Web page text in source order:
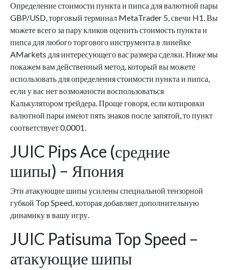
Определение стоимости пункта и пипса для валютной пары
GBP/USD, торговый терминал MetaTrader 5, свечи H1. Вы
можете всего за пару кликов оценить стоимость пункта и
пипса для любого торгового инструмента в линейке
AMarkets для интересующего вас размера сделки. Ниже мы
покажем вам действенный метод, который вы можете
использовать для определения стоимости пункта и пипса,
если у вас нет возможности воспользоваться
Калькулятором трейдера. Проще говоря, если котировки
валютной пары имеют пять знаков после запятой, то пункт
соответствует 0,0001.
JUIC Pips Ace (средние
шипы) – Япония
Эти атакующие шипы усилены специальной тензорной
губкой Top Speed, которая добавляет дополнительную
динамику в вашу игру.
JUIC Patisuma Top Speed –
атакующие шипы